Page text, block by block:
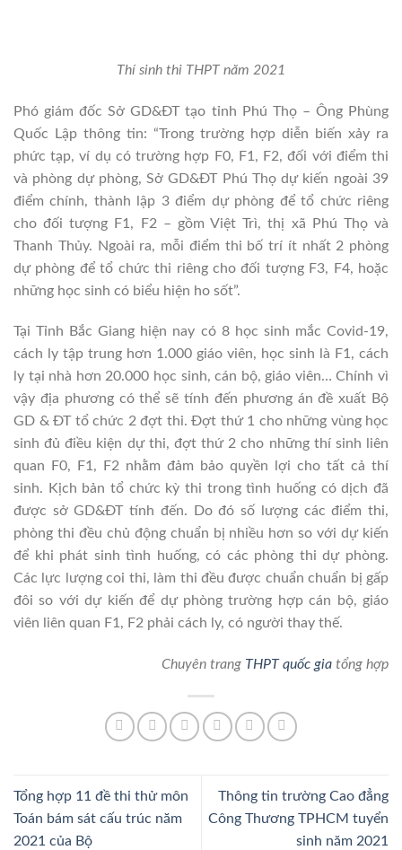
Thí sinh thi THPT năm 2021
Phó giám đốc Sở GD&ĐT tạo tỉnh Phú Thọ – Ông Phùng
Quốc Lập thông tin: “Trong trường hợp diễn biến xảy ra
phức tạp, ví dụ có trường hợp F0, F1, F2, đối với điểm thi
và phòng dự phòng, Sở GD&ĐT Phú Thọ dự kiến ngoài 39
điểm chính, thành lập 3 điểm dự phòng để tổ chức riêng
cho đối tượng F1, F2 – gồm Việt Trì, thị xã Phú Thọ và
Thanh Thủy. Ngoài ra, mỗi điểm thi bố trí ít nhất 2 phòng
dự phòng để tổ chức thi riêng cho đối tượng F3, F4, hoặc
những học sinh có biểu hiện ho sốt”.
Tại Tỉnh Bắc Giang hiện nay có 8 học sinh mắc Covid-19,
cách ly tập trung hơn 1.000 giáo viên, học sinh là F1, cách
ly tại nhà hơn 20.000 học sinh, cán bộ, giáo viên… Chính vì
vậy địa phương có thể sẽ tính đến phương án đề xuất Bộ
GD & ĐT tổ chức 2 đợt thi. Đợt thứ 1 cho những vùng học
sinh đủ điều kiện dự thi, đợt thứ 2 cho những thí sinh liên
quan F0, F1, F2 nhằm đảm bảo quyền lợi cho tất cả thí
sinh. Kịch bản tổ chức kỳ thi trong tình huống có dịch đã
được sở GD&ĐT tính đến. Do đó số lượng các điểm thi,
phòng thi đều chủ động chuẩn bị nhiều hơn so với dự kiến
để khi phát sinh tình huống, có các phòng thi dự phòng.
Các lực lượng coi thi, làm thi đều được chuẩnchuẩn bị gấp
đôi so với dự kiến để dự phòng trường hợp cán bộ, giáo
viên liên quan F1, F2 phải cách ly, có người thay thế.
Chuyên trang THPT quốc gia tổng hợp
Tổng hợp 11 đề thi thử môn
Toán bám sát cấu trúc năm
2021 của Bộ
Thông tin trường Cao đẳng
Công Thương TPHCM tuyển
sinh năm 2021